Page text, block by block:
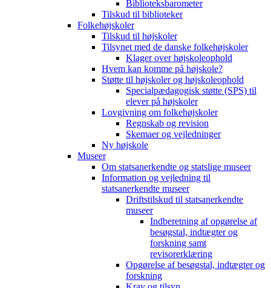
Biblioteksbarometer
Tilskud til biblioteker
Folkehøjskoler
Tilskud til højskoler
Tilsynet med de danske folkehøjskoler
Klager over højskoleophold
Hvem kan komme på højskole?
Støtte til højskoler og højskoleophold
Specialpædagogisk støtte (SPS) til
elever på højskoler
Lovgivning om folkehøjskoler
Regnskab og revision
Skemaer og vejledninger
Ny højskole
Museer
Om statsanerkendte og statslige museer
Information og vejledning til
statsanerkendte museer
Driftstilskud til statsanerkendte
museer
Indberetning af opgørelse af
besøgstal, indtægter og
forskning samt
revisorerklæring
Opgørelse af besøgstal, indtægter og
forskning